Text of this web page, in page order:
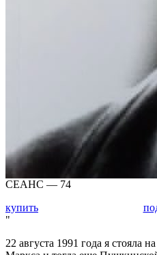
СЕАНС — 74
купить
22 августа 1991 года я стояла